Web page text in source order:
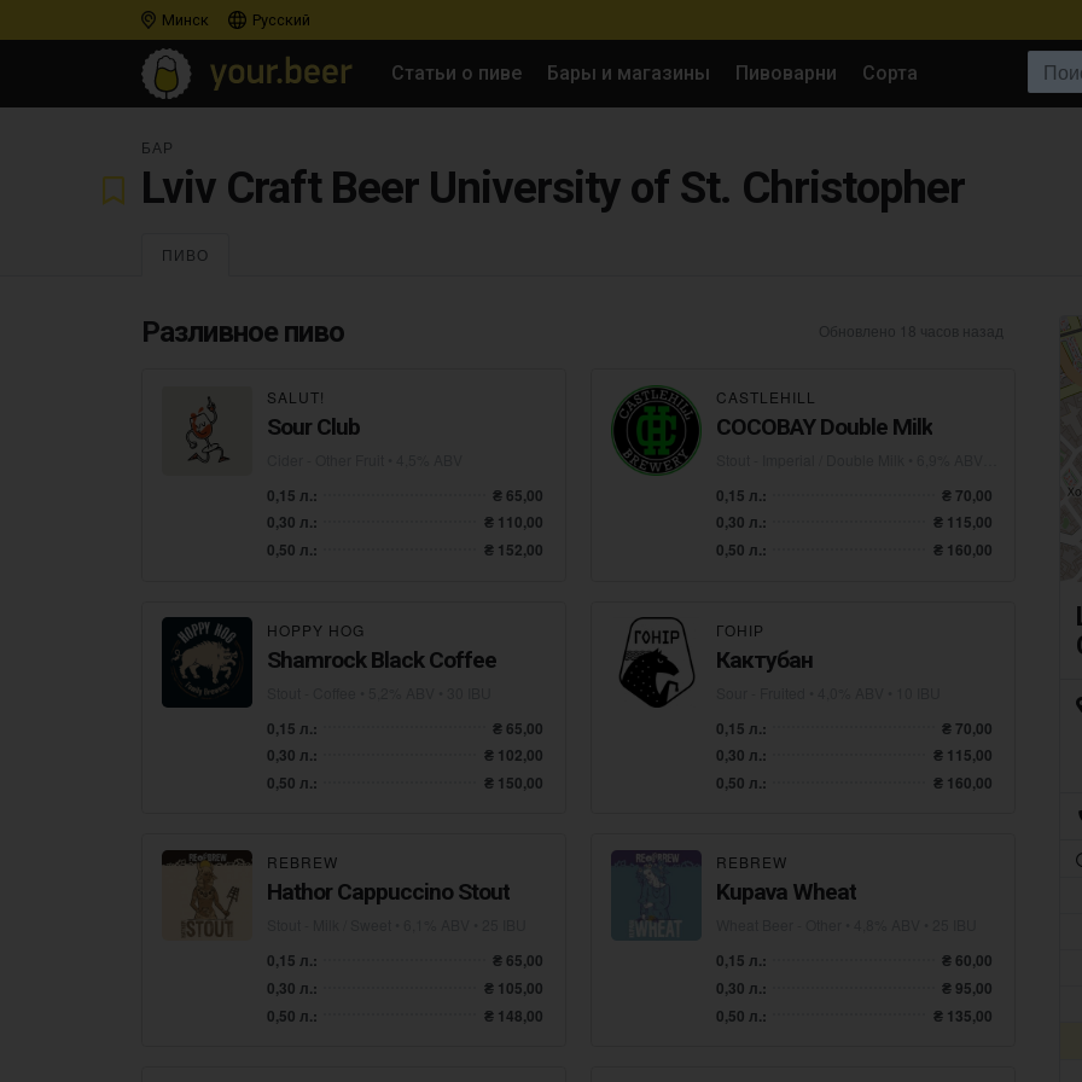
Минск Русский
Статьи о пиве Бары и магазины Пивоварни Сорта
БАР
Lviv Craft Beer University of St. Christopher
ПИВО
Разливное пиво Обновлено 18 часов назад
SALUT!
Sour Club
0,15 л.:
₴ 65,00
0,30 л.:
₴ 110,00
0,50 л.:
₴ 152,00
CASTLEHILL
COCOBAY Double Milk
0,15 л.:
₴ 70,00
0,30 л.:
₴ 115,00
0,50 л.:
₴ 160,00
HOPPY HOG
Shamrock Black Coffee
0,15 л.:
₴ 65,00
0,30 л.:
₴ 102,00
0,50 л.:
₴ 150,00
ГОНІР
Кактубан
0,15 л.:
₴ 70,00
0,30 л.:
₴ 115,00
0,50 л.:
₴ 160,00
REBREW
Hathor Cappuccino Stout
0,15 л.:
₴ 65,00
0,30 л.:
₴ 105,00
0,50 л.:
₴ 148,00
REBREW
Kupava Wheat
0,15 л.:
₴ 60,00
0,30 л.:
₴ 95,00
0,50 л.:
₴ 135,00